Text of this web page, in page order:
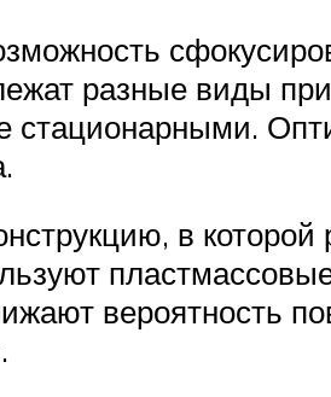
разные виды
в которой
вероятность